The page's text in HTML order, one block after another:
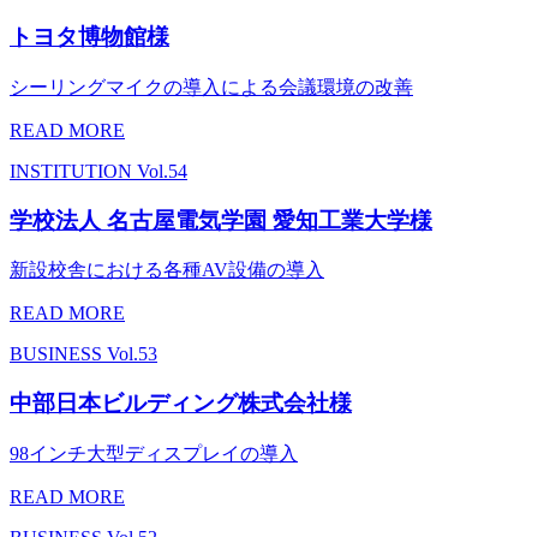
トヨタ博物館様
シーリングマイクの導入による会議環境の改善
READ MORE
INSTITUTION Vol.54
学校法人 名古屋電気学園 愛知工業大学様
新設校舎における各種AV設備の導入
READ MORE
BUSINESS Vol.53
中部日本ビルディング株式会社様
98インチ大型ディスプレイの導入
READ MORE